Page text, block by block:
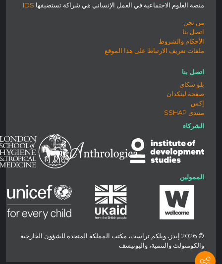
منصة العلوم الاجتماعية في العمل الإنساني هي شراكة تستضيفها IDS
من نحن
اتصل بنا
الأحكام والشروط
ملفات تعريف الارتباط على هذا الموقع
اتصل بنا
بلو سكاي
صفحة لينكدان
إكس
منتدى SSHAP
الشركاء
الممولين
© 2026 إيدز، ويلكم تراست، مكتب المملكة المتحدة للشؤون الخارجية
والكومنولث والتنمية، واليونيسف